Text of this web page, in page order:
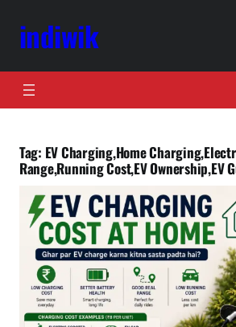
indiwik
Tag: EV Charging,Home
Range,Running Cost,EV Ownership,EV